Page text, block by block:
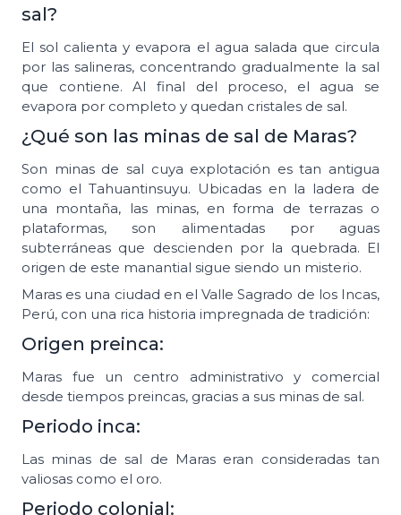
sal?
El sol calienta y evapora el agua salada que circula
por las salineras, concentrando gradualmente la sal
que contiene. Al final del proceso, el agua se
evapora por completo y quedan cristales de sal.
¿Qué son las minas de sal de Maras?
Son minas de sal cuya explotación es tan antigua
como el Tahuantinsuyu. Ubicadas en la ladera de
una montaña, las minas, en forma de terrazas o
plataformas, son alimentadas por aguas
subterráneas que descienden por la quebrada. El
origen de este manantial sigue siendo un misterio.
Maras es una ciudad en el Valle Sagrado de los Incas,
Perú, con una rica historia impregnada de tradición:
Origen preinca:
Maras fue un centro administrativo y comercial
desde tiempos preincas, gracias a sus minas de sal.
Periodo inca:
Las minas de sal de Maras eran consideradas tan
valiosas como el oro.
Periodo colonial: